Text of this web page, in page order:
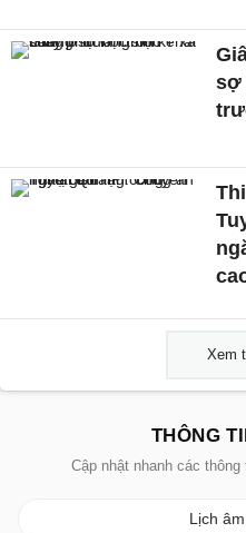
sợ
Xem
THÔNG
Cập nhật nhanh các
Lịch